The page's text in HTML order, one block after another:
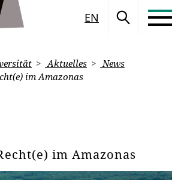
EN
Aktuelles
News
im Amazonas
im Amazonas